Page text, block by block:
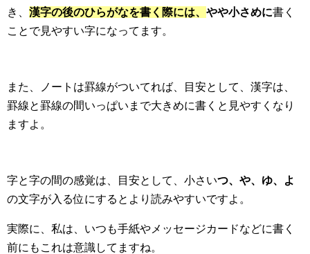
き、 漢字の後のひらがなを書く際には、 やや小さめに書く
ことで見やすい字になってます。
また、ノートは罫線がついてれば、目安として、漢字は、
罫線と罫線の間いっぱいまで大きめに書くと見やすくなり
ますよ。
字と字の間の感覚は、目安として、小さいつ、や、ゆ、よ
の文字が入る位にするとより読みやすいですよ。
実際に、私は、いつも手紙やメッセージカードなどに書く
前にもこれは意識してますね。